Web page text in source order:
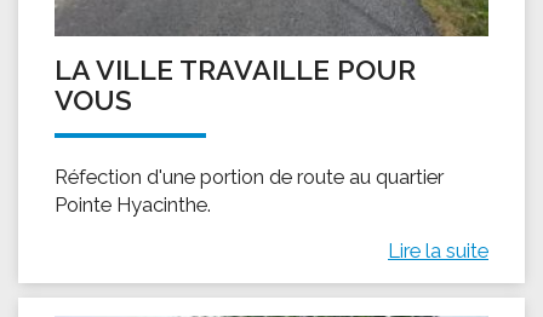
LA VILLE TRAVAILLE POUR
VOUS
Réfection d'une portion de route au quartier
Pointe Hyacinthe.
Lire la suite